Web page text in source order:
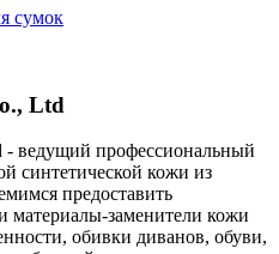
сумок
Ltd
ведущий профессиональный
синтетической кожи из
предоставить
материалы-заменители кожи
обивки диванов, обуви,